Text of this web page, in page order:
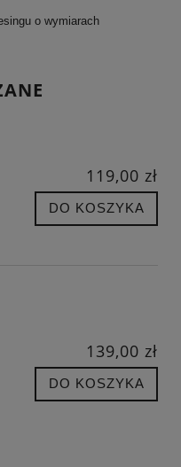
o wymiarach
119,00 zł
DO KOSZYKA
139,00 zł
DO KOSZYKA